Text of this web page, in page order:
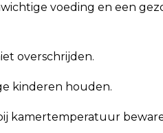
voeding en een
overschrijden.
kinderen houden.
kamertemperatuur